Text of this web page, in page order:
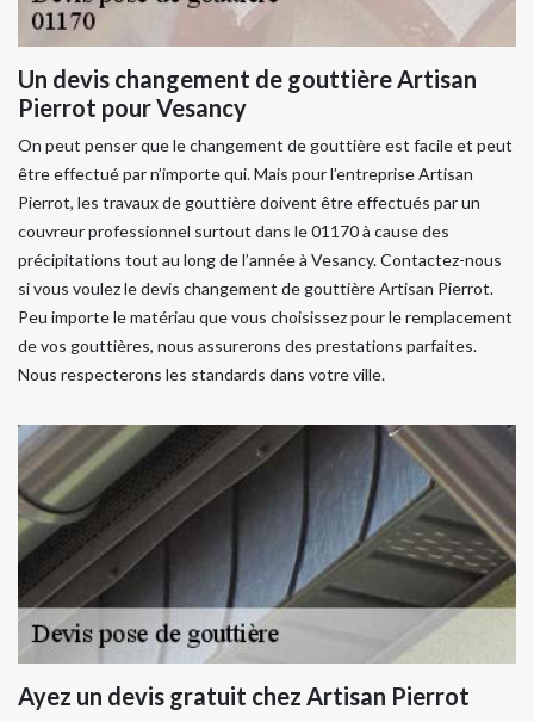
Un devis changement de gouttière Artisan
Pierrot pour Vesancy
On peut penser que le changement de gouttière est facile et peut
être effectué par n’importe qui. Mais pour l’entreprise Artisan
Pierrot, les travaux de gouttière doivent être effectués par un
couvreur professionnel surtout dans le 01170 à cause des
précipitations tout au long de l’année à Vesancy. Contactez-nous
si vous voulez le devis changement de gouttière Artisan Pierrot.
Peu importe le matériau que vous choisissez pour le remplacement
de vos gouttières, nous assurerons des prestations parfaites.
Nous respecterons les standards dans votre ville.
Ayez un devis gratuit chez Artisan Pierrot